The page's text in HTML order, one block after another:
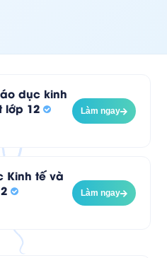
dục kinh
lớp 12
Làm ngay
Kinh tế và
Làm ngay